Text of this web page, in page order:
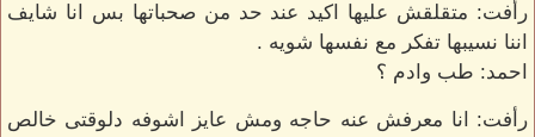
رأفت: متقلقش عليها اكيد عند حد من صحباتها بس انا شايف
اننا نسيبها تفكر مع نفسها شويه .
احمد: طب وادم ؟
رأفت: انا معرفش عنه حاجه ومش عايز اشوفه دلوقتى خالص